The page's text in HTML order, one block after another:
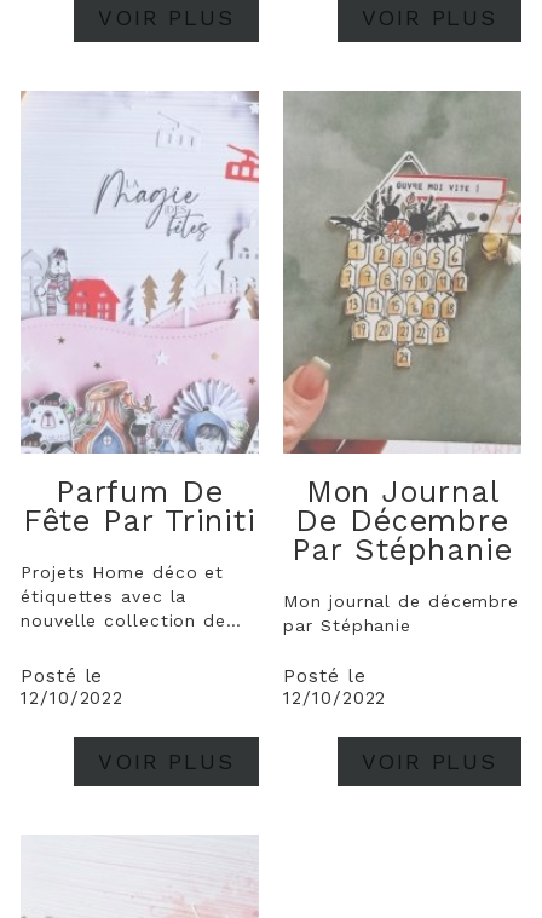
VOIR PLUS VOIR PLUS
Parfum De
Fête Par Triniti
Projets Home déco et
étiquettes avec la
nouvelle collection de
Parfum de Fêtes
Posté le
12/10/2022
VOIR PLUS
Mon Journal
De Décembre
Par Stéphanie
Mon journal de décembre
par Stéphanie
Posté le
12/10/2022
VOIR PLUS